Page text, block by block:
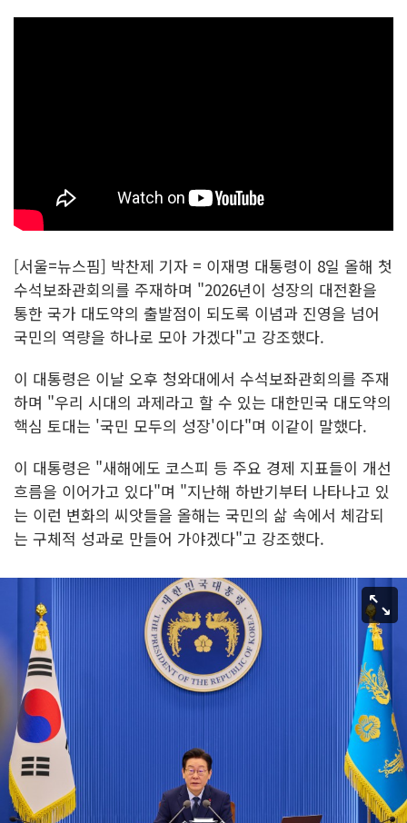
[서울=뉴스핌] 박찬제 기자 = 이재명 대통령이 8일 올해 첫
수석보좌관회의를 주재하며 "2026년이 성장의 대전환을
통한 국가 대도약의 출발점이 되도록 이념과 진영을 넘어
국민의 역량을 하나로 모아 가겠다"고 강조했다.
이 대통령은 이날 오후 청와대에서 수석보좌관회의를 주재
하며 "우리 시대의 과제라고 할 수 있는 대한민국 대도약의
핵심 토대는 '국민 모두의 성장'이다"며 이같이 말했다.
이 대통령은 "새해에도 코스피 등 주요 경제 지표들이 개선
흐름을 이어가고 있다"며 "지난해 하반기부터 나타나고 있
는 이런 변화의 씨앗들을 올해는 국민의 삶 속에서 체감되
는 구체적 성과로 만들어 가야겠다"고 강조했다.